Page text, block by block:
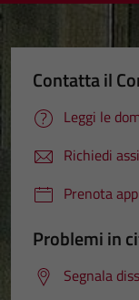
Contatta il
Leggi le
Richiedi
Prenota
Problemi in
Segnala